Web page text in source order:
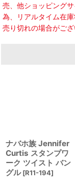
売、他ショッピング
為、リアルタイム在
売り切れの場合がご
ナバホ族 Jennifer
Curtis スタンプワ
ーク ツイスト バン
グル [R11-194]